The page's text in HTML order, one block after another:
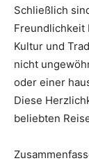
Schließlich
Freundlichkeit
Kultur und
nicht
oder einer
Diese
beliebten